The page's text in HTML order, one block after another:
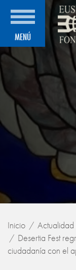
MENÚ
Inicio
Actualidad
Desertia Fest
ciudadanía con el